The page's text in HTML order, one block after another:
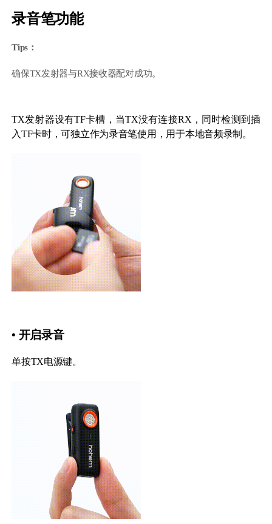
录音笔功能
Tips：
确保TX发射器与RX接收器配对成功。
TX发射器设有TF卡槽，当TX没有连接RX，同时检测到插
入TF卡时，可独立作为录音笔使用，用于本地音频录制。
• 开启录音
单按TX电源键。